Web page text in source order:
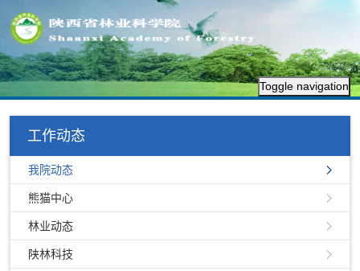
Toggle navigation
工作动态
我院动态
熊猫中心
林业动态
陕林科技